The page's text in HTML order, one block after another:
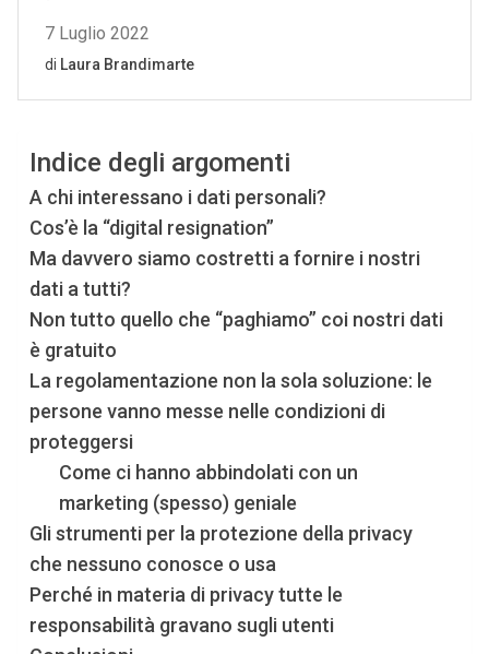
Indice degli argomenti
A chi interessano i dati personali?
Cos’è la “digital resignation”
Ma davvero siamo costretti a fornire i nostri
dati a tutti?
Non tutto quello che “paghiamo” coi nostri dati
è gratuito
La regolamentazione non la sola soluzione: le
persone vanno messe nelle condizioni di
proteggersi
Come ci hanno abbindolati con un
marketing (spesso) geniale
Gli strumenti per la protezione della privacy
che nessuno conosce o usa
Perché in materia di privacy tutte le
responsabilità gravano sugli utenti